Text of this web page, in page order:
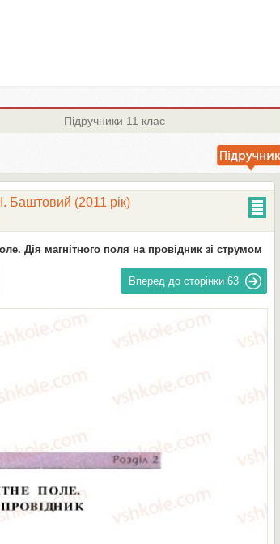
Підручники 11 клас
Баштовий (2011 рік)
Дія магнітного поля на провідник зі струмом
Вперед до сторінки 63